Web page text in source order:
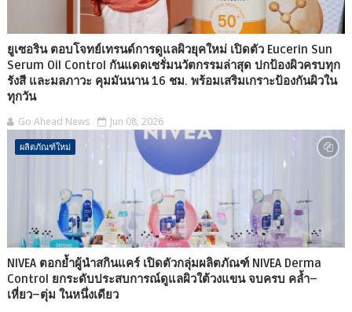
ยูเซอริน ตอบโจทย์เทรนด์การดูแลผิวยุคใหม่ เปิดตัว Eucerin Sun
Serum Oil Control กันแดดเซรั่มนวัตกรรมล่าสุด ปกป้องผิวครบทุก
รังสี และมลภาวะ คุมมันนาน 16 ชม. พร้อมเสริมเกราะป้องกันผิวใน
ทุกวัน
Go Ahead News Jun 08, 2026
ผลิตภัณฑ์ใหม่
NIVEA ตอกย้ำผู้นำสกินแคร์ เปิดตัวกลุ่มผลิตภัณฑ์ NIVEA Derma
Control ยกระดับประสบการณ์ดูแลผิวใต้วงแขน จบครบ คล้ำ–
เหี่ยว–ตุ่ม ในหนึ่งเดียว